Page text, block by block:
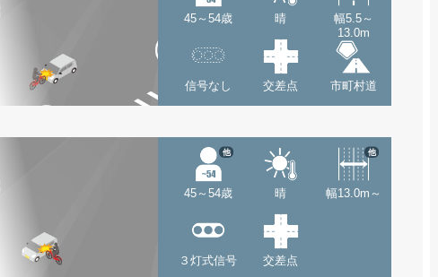
45～54歳 晴
幅5.5～
13.0m
信号なし 交差点 市町村道
45～54歳
他
晴 幅13.0m～
他
３灯式信号 交差点